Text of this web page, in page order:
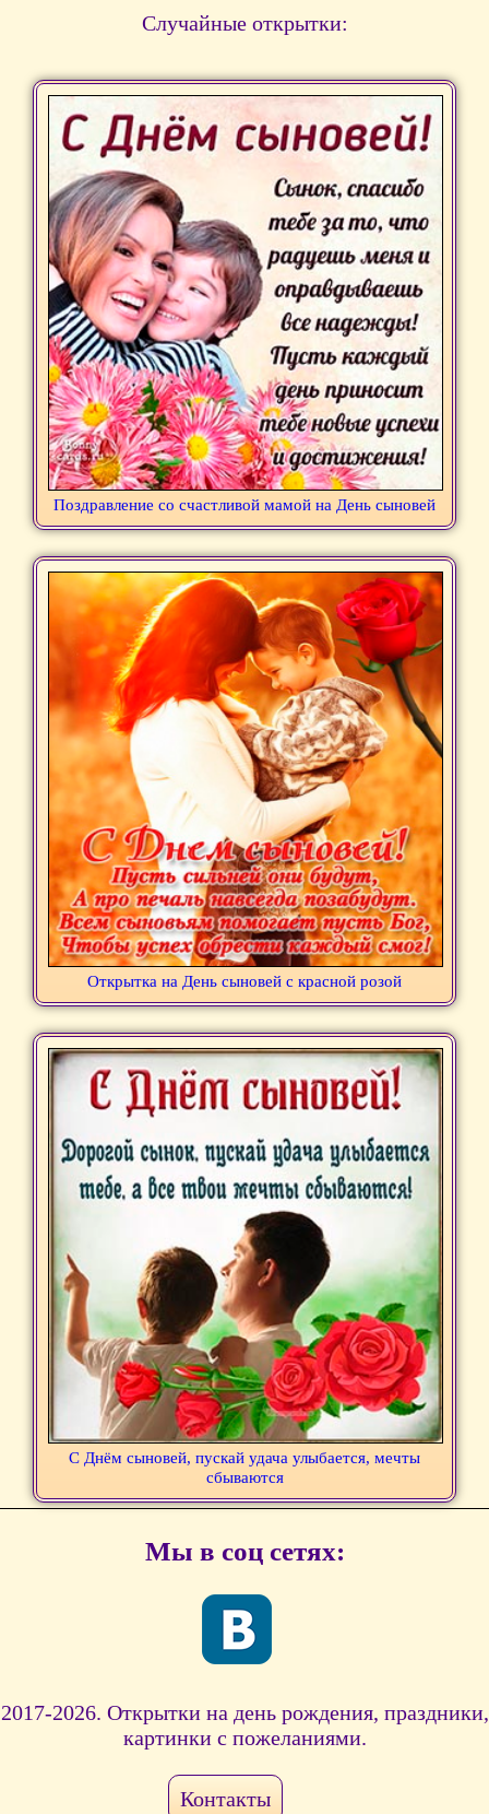
Случайные открытки:
Поздравление со счастливой мамой на День сыновей
Открытка на День сыновей с красной розой
С Днём сыновей, пускай удача улыбается, мечты
сбываются
Мы в соц сетях:
2017-2026. Открытки на день рождения, праздники,
картинки с пожеланиями.
Контакты